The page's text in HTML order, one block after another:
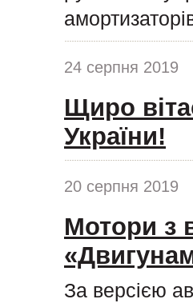
24 серпня 2019
Щиро
України!
20 серпня 2019
Мотори з
За версією